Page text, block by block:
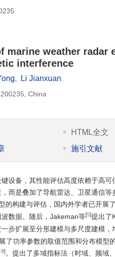
marine weather
interference
, Li Jianxuan
China
HTML全文
施引文献
设备，其性能评估高度依赖于高
，而是叠加了导航雷达、卫星通信
的构建与评估，国内外学者已开展
数据。随后，Jakeman等[5]提出了
步扩展至分形建模与多尺度建模
了功率参数的取值范围和分布模
9]。提出了多域指标法（时域、频域